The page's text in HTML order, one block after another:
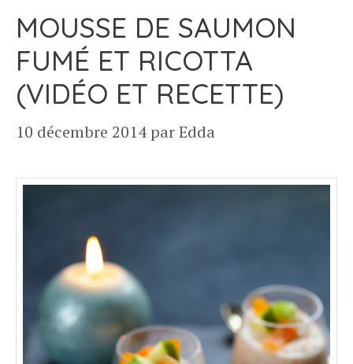
MOUSSE DE SAUMON
FUMÉ ET RICOTTA
(VIDÉO ET RECETTE)
10 décembre 2014 parEdda